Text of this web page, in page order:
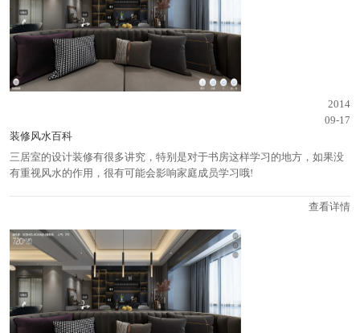
2014
09-17
装修风水百科
三居室的设计装修有很多讲究，特别是对于书房这样学习的地方，如果没
有重视风水的作用，很有可能会影响家庭成员学习哦!
查看详情